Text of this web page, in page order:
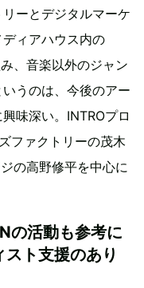
ーとデジタルマーケ
ィアハウス内の
、音楽以外のジャン
うのは、今後のアー
味深い。INTROプロ
ファクトリーの茂木
の高野修平を中心に
の活動も参考に
ト支援のあり